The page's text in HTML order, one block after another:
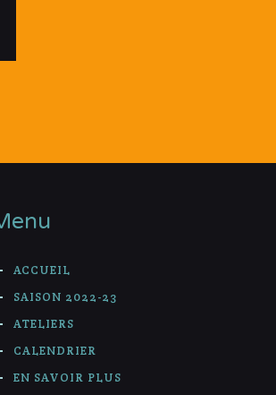
ACCUEIL
SAISON 2022-23
ATELIERS
CALENDRIER
EN SAVOIR PLUS